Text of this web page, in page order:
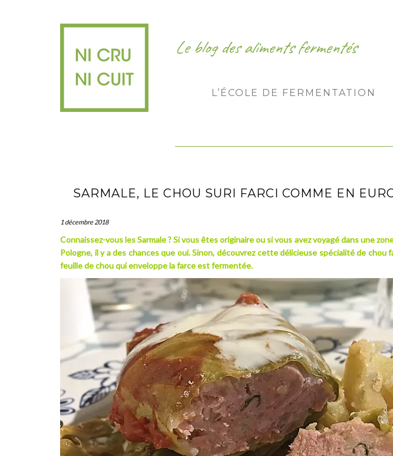
Le blog des aliments fermentés
L’ÉCOLE DE FERMENTATION
SARMALE, LE CHOU SURI FARCI COMME EN
1 décembre 2018
Connaissez-vous les Sarmale ? Si vous êtes originaire ou si vous avez voyagé dans une
Pologne, il y a des chances que oui. Sinon, découvrez cette délicieuse spécialité de chou
feuille de chou qui enveloppe la farce est fermentée.